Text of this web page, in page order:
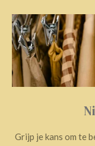
Grijp je kans om te